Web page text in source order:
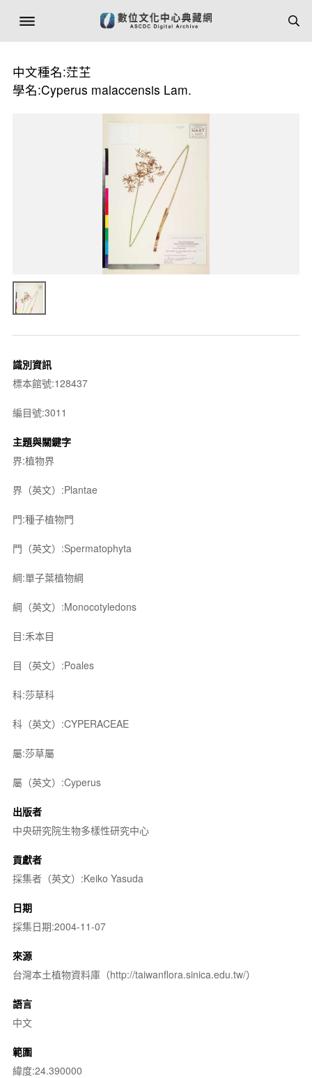
中文種名:茳芏
學名:Cyperus malaccensis Lam.
識別資訊
標本館號:128437
編目號:3011
主題與關鍵字
界:植物界
界（英文）:Plantae
門:種子植物門
門（英文）:Spermatophyta
綱:單子葉植物綱
綱（英文）:Monocotyledons
目:禾本目
目（英文）:Poales
科:莎草科
科（英文）:CYPERACEAE
屬:莎草屬
屬（英文）:Cyperus
出版者
中央研究院生物多樣性研究中心
貢獻者
採集者（英文）:Keiko Yasuda
日期
採集日期:2004-11-07
來源
台灣本土植物資料庫（http://taiwanflora.sinica.edu.tw/）
語言
中文
範圍
緯度:24.390000